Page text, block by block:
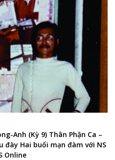
Anh (Kỳ 9) Thân Phận Ca –
Hai buổi mạn đàm với NS
Online